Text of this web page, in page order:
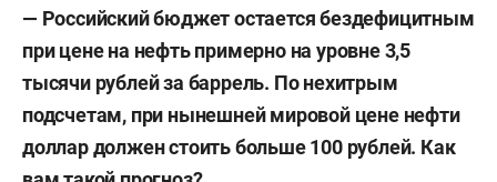
— Российский бюджет остается бездефицитным
при цене на нефть примерно на уровне 3,5
тысячи рублей за баррель. По нехитрым
подсчетам, при нынешней мировой цене нефти
доллар должен стоить больше 100 рублей. Как